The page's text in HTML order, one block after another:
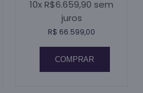
10x R$6.659,90 sem
juros
R$ 66.599,00
COMPRAR